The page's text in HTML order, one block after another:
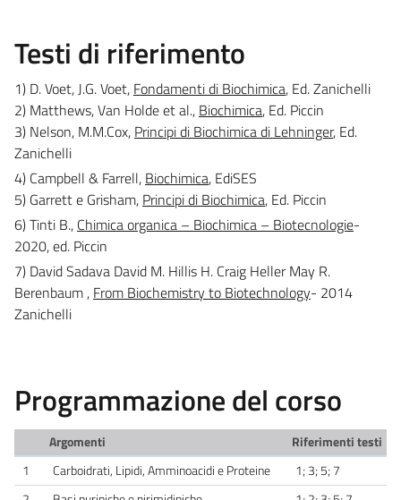
Testi di riferimento
1) D. Voet, J.G. Voet, Fondamenti di Biochimica, Ed. Zanichelli
2) Matthews, Van Holde et al., Biochimica, Ed. Piccin
3) Nelson, M.M.Cox, Principi di Biochimica di Lehninger, Ed.
Zanichelli
4) Campbell & Farrell, Biochimica, EdiSES
5) Garrett e Grisham, Principi di Biochimica, Ed. Piccin
6) Tinti B., Chimica organica – Biochimica – Biotecnologie-
2020, ed. Piccin
7) David Sadava David M. Hillis H. Craig Heller May R.
Berenbaum , From Biochemistry to Biotechnology- 2014
Zanichelli
Programmazione del corso
Argomenti
Riferimenti testi
1
Carboidrati, Lipidi, Amminoacidi e Proteine
1; 3; 5; 7